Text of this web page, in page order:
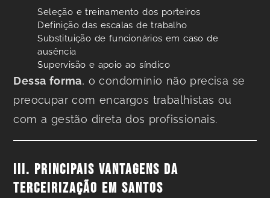
Seleção e treinamento dos porteiros
Definição das escalas de trabalho
Substituição de funcionários em caso de
ausência
Supervisão e apoio ao síndico
Dessa forma, o condomínio não precisa se
preocupar com encargos trabalhistas ou
com a gestão direta dos profissionais.
III. PRINCIPAIS VANTAGENS DA
TERCEIRIZAÇÃO EM SANTOS